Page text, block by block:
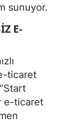
sunuyor.
E-
ticaret
e-ticaret